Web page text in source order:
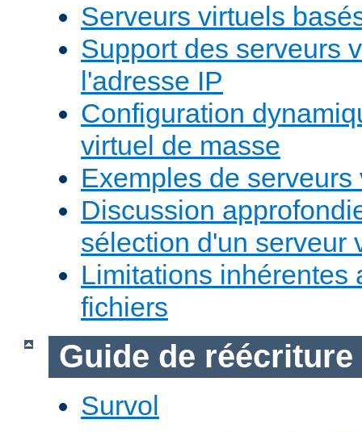
Serveurs virtuels
Support des serveurs
l'adresse IP
Configuration
virtuel de masse
Exemples de serveurs
Discussion
sélection d'un serveur
Limitations inhérentes
fichiers
Guide de réécriture
Survol